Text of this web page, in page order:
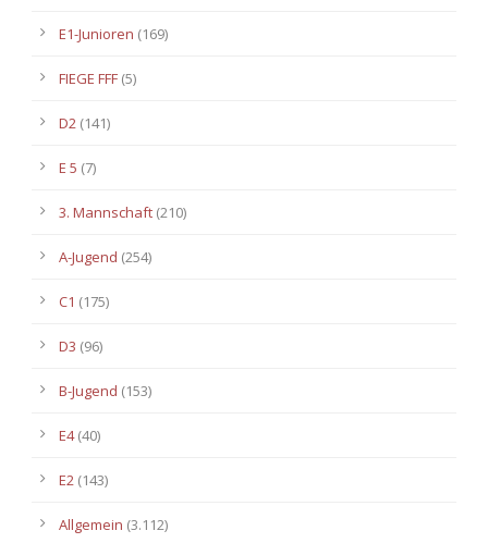
E1-Junioren (169)
FIEGE FFF (5)
D2 (141)
E 5 (7)
3. Mannschaft (210)
A-Jugend (254)
C1 (175)
D3 (96)
B-Jugend (153)
E4(40)
E2 (143)
Allgemein (3.112)